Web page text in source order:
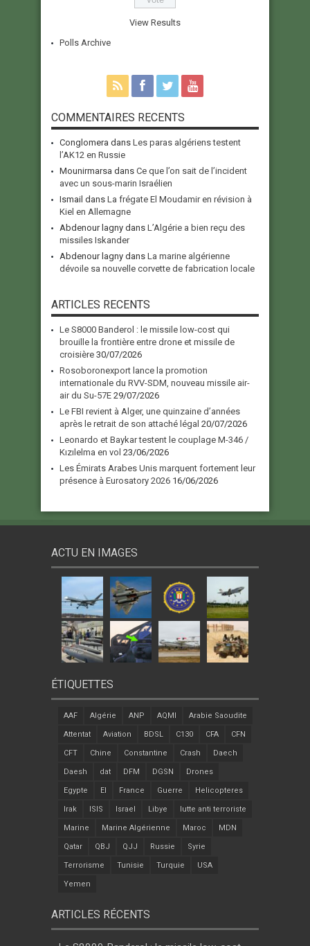
View Results
Polls Archive
COMMENTAIRES RECENTS
Conglomera dans Les paras algériens testent
l’AK12 en Russie
Mounirmarsa dans Ce que l’on sait de l’incident
avec un sous-marin Israélien
Ismail dans La frégate El Moudamir en révision à
Kiel en Allemagne
Abdenour lagny dans L’Algérie a bien reçu des
missiles Iskander
Abdenour lagny dans La marine algérienne
dévoile sa nouvelle corvette de fabrication locale
ARTICLES RECENTS
Le S8000 Banderol : le missile low-cost qui
brouille la frontière entre drone et missile de
croisière 30/07/2026
Rosoboronexport lance la promotion
internationale du RVV-SDM, nouveau missile air-
air du Su-57E 29/07/2026
Le FBI revient à Alger, une quinzaine d’années
après le retrait de son attaché légal 20/07/2026
Leonardo et Baykar testent le couplage M-346 /
Kızılelma en vol 23/06/2026
Les Émirats Arabes Unis marquent fortement leur
présence à Eurosatory 2026 16/06/2026
ACTU EN IMAGES
ÉTIQUETTES
AAF Algérie ANP AQMI Arabie Saoudite
Attentat Aviation BDSL C130 CFA CFN
CFT Chine Constantine Crash Daech
Daesh dat DFM DGSN Drones
Egypte EI France Guerre Helicopteres
Irak ISIS Israel Libye lutte anti terroriste
Marine Marine Algérienne Maroc MDN
Qatar QBJ QJJ Russie Syrie
Terrorisme Tunisie Turquie USA
Yemen
ARTICLES RÉCENTS